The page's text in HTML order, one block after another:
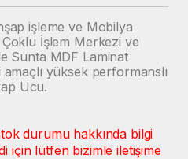
işleme ve Mobilya
İşlem Merkezi ve
Sunta MDF Laminat
yüksek performanslı
Ucu.
durumu hakkında bilgi
için lütfen bizimle iletişime